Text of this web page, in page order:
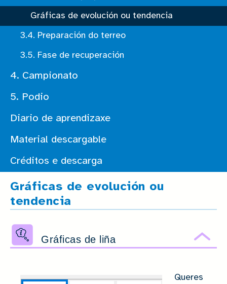
Gráficas de evolución ou tendencia
3.4. Preparación do terreo
3.5. Fase de recuperación
4. Campionato
5. Podio
Diario de aprendizaxe
Material descargable
Créditos e descarga
Gráficas de evolución ou
tendencia
Gráficas de liña
Queres